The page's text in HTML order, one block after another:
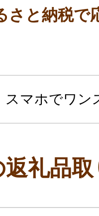
さと納税で
スマホでワン
返礼品